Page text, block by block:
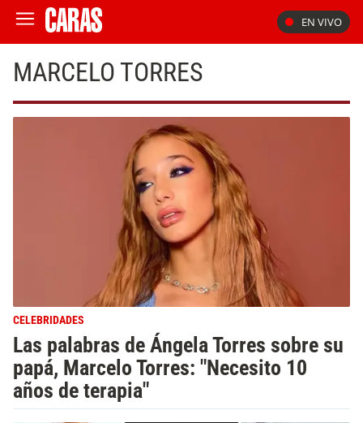
EN VIVO
MARCELO TORRES
CELEBRIDADES
Las palabras de Ángela Torres sobre su
papá, Marcelo Torres: "Necesito 10
años de terapia"